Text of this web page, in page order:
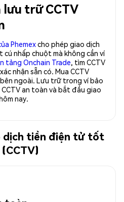
lưu trữ CCTV
Phemexcho phép giao dịch
cú nhấp chuột mà không cần ví
tảng Onchain Trade, tìm CCTV
nhận sẵn có. Mua CCTV
ngoài. Lưu trữ trong ví bảo
CCTV an toàn và bắt đầu giao
nay.
dịch tiền điện tử tốt